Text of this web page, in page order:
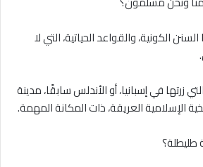
الكونية، والقواعد الحياتية، التي لا
في إسبانيا، أو الأندلس سابقًا، مدينة
الإسلامية العريقة، ذات المكانة المهمة.
طليطلة؟